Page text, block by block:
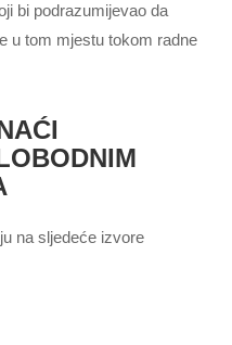
bi podrazumijevao da
u tom mjestu tokom radne
na sljedeće izvore